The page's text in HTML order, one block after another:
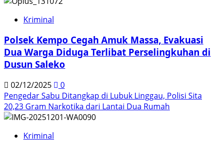
Kriminal
Polsek Kempo Cegah Amuk Massa, Evakuasi
Dua Warga Diduga Terlibat Perselingkuhan di
Dusun Saleko
02/12/2025
0
Pengedar Sabu Ditangkap di Lubuk Linggau, Polisi Sita
20,23 Gram Narkotika dari Lantai Dua Rumah
Kriminal